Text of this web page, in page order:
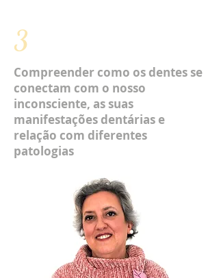
3
Compreender como os dentes se
conectam com o nosso
inconsciente, as suas
manifestações dentárias e
relação com diferentes
patologias